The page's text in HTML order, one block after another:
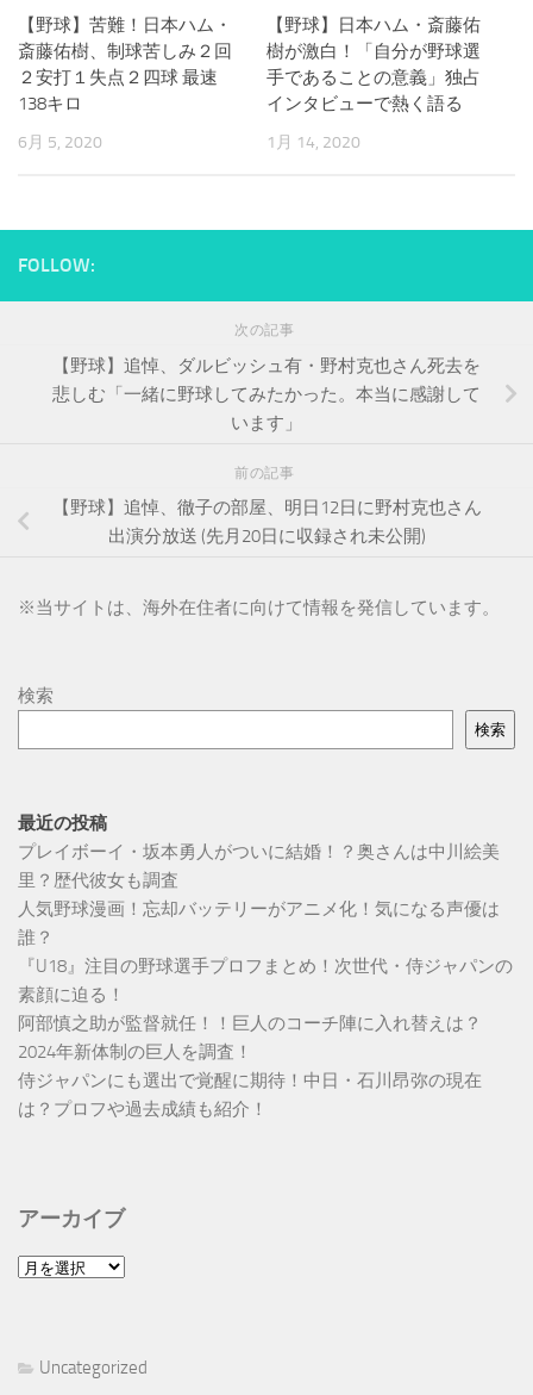
【野球】苦難！日本ハム・
斎藤佑樹、制球苦しみ２回
２安打１失点２四球 最速
138キロ
6月 5, 2020
【野球】日本ハム・斎藤佑
樹が激白！「自分が野球選
手であることの意義」独占
インタビューで熱く語る
1月 14, 2020
FOLLOW:
次の記事
【野球】追悼、ダルビッシュ有・野村克也さん死去を
悲しむ「一緒に野球してみたかった。本当に感謝して
います」
前の記事
【野球】追悼、徹子の部屋、明日12日に野村克也さん
出演分放送 (先月20日に収録され未公開)
※当サイトは、海外在住者に向けて情報を発信しています。
検索
検索
最近の投稿
プレイボーイ・坂本勇人がついに結婚！？奥さんは中川絵美
里？歴代彼女も調査
人気野球漫画！忘却バッテリーがアニメ化！気になる声優は
誰？
『U18』注目の野球選手プロフまとめ！次世代・侍ジャパンの
素顔に迫る！
阿部慎之助が監督就任！！巨人のコーチ陣に入れ替えは？
2024年新体制の巨人を調査！
侍ジャパンにも選出で覚醒に期待！中日・石川昂弥の現在
は？プロフや過去成績も紹介！
アーカイブ
ア
ブ
Uncategorized